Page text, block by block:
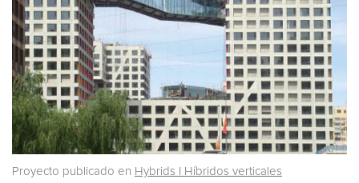
Proyecto publicado en Hybrids I Híbridos verticales